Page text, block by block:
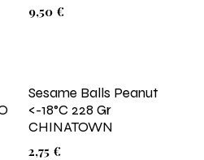
9,50€
Sesame Balls Peanut
<-18°C 228 Gr
CHINATOWN
2,75€